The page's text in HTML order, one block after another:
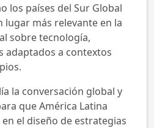
los países del Sur Global
lugar más relevante en la
sobre tecnología,
adaptados a contextos
la conversación global y
que América Latina
el diseño de estrategias